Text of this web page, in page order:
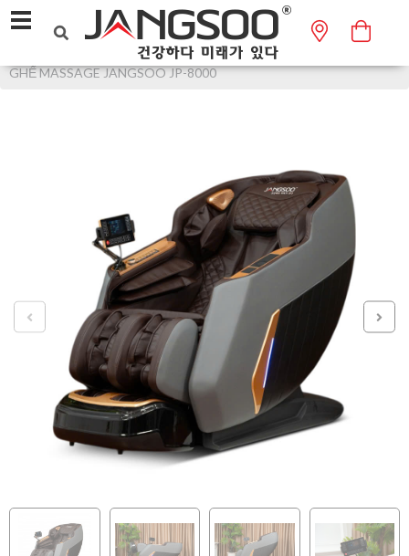
GHẾ MASSAGE HẠNG THƯƠNG GIA
GHẾ MASSAGE JANGSOO JP-8000